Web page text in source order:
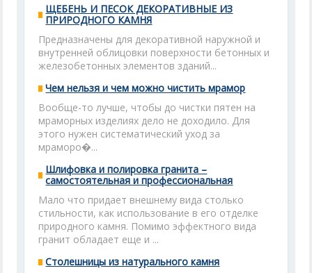
ЩЕБЕНЬ И ПЕСОК ДЕКОРАТИВНЫЕ ИЗ
ПРИРОДНОГО КАМНЯ
Предназначены для декоративной наружной и
внутренней облицовки поверхности бетонных и
железобетонных элементов зданий...
Чем нельзя и чем можно чистить мрамор
Вообще-то лучше, чтобы до чистки пятен на
мраморных изделиях дело не доходило. Для
этого нужен систематический уход за
мраморо�...
Шлифовка и полировка гранита –
самостоятельная и профессиональная
Мало что придает внешнему вида столько
стильности, как использование в его отделке
природного камня. Помимо эффектного вида
гранит обладает еще и ...
Столешницы из натурального камня